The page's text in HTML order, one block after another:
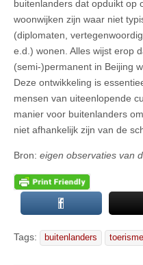
buitenlanders dat opduikt op
woonwijken zijn waar niet
(diplomaten,
e.d.) wonen. Alles wijst erop
(semi-)permanent in Beijing
Deze ontwikkeling is
mensen van uiteenlopende
manier voor buitenlanders
niet afhankelijk zijn van de
Bron: eigen observaties van
Tags: buitenlanders toerisme